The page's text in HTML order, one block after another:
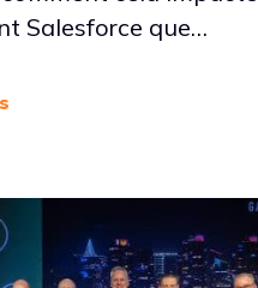
Salesforce que…